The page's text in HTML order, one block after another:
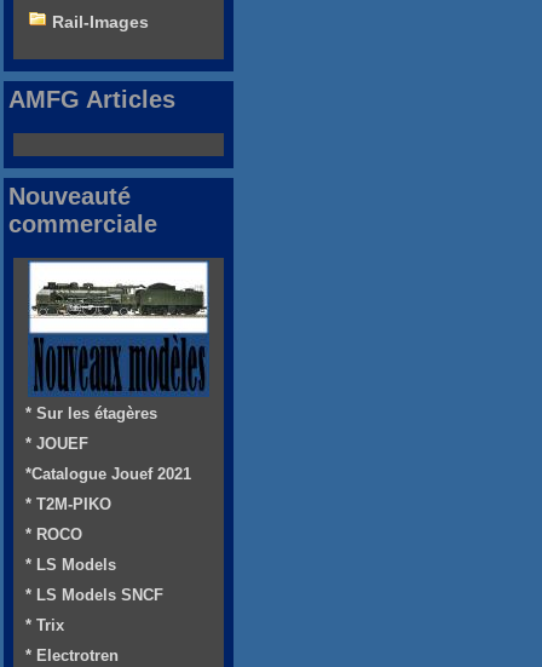
Rail-Images
AMFG Articles
Nouveauté
commerciale
* Sur les étagères
* JOUEF
*Catalogue Jouef 2021
* T2M-PIKO
* ROCO
* LS Models
* LS Models SNCF
* Trix
* Electrotren